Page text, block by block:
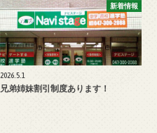
新着情報
2026.5.1
兄弟姉妹割引制度あります！